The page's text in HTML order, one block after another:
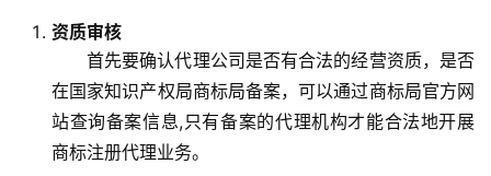
资质审核
首先要确认代理公司是否有合法的经营资质，是否
在国家知识产权局商标局备案，可以通过商标局官方网
站查询备案信息,只有备案的代理机构才能合法地开展
商标注册代理业务。